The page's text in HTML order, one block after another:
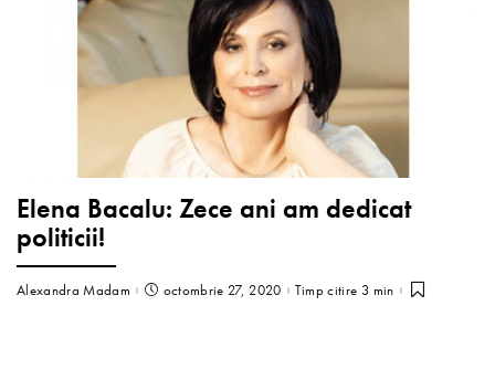
Elena Bacalu: Zece ani am dedicat
politicii!
Alexandra Madam octombrie 27, 2020 Timp citire 3 min